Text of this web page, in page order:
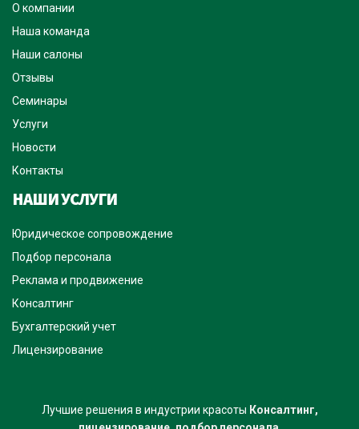
О компании
Наша команда
Наши салоны
Отзывы
Семинары
Услуги
Новости
Контакты
НАШИ УСЛУГИ
Юридическое сопровождение
Подбор персонала
Реклама и продвижение
Консалтинг
Бухгалтерский учет
Лицензирование
Лучшие решения в индустрии красоты Консалтинг,